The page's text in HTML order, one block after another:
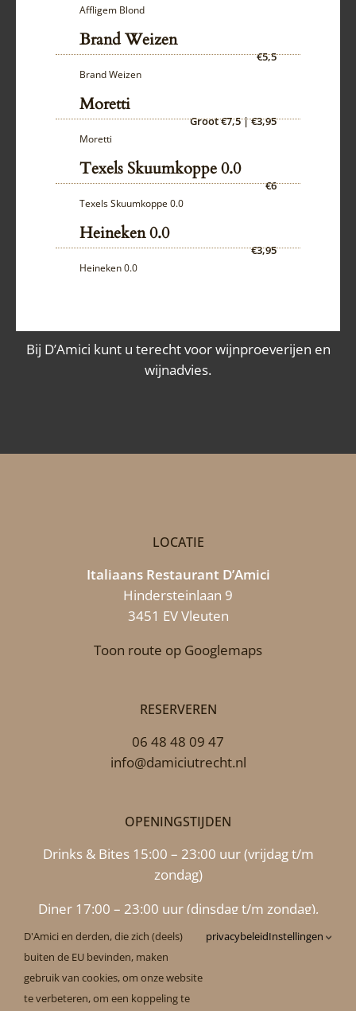
Affligem Blond
Brand Weizen
€5,5
Brand Weizen
Moretti
Groot €7,5 | €3,95
Moretti
Texels Skuumkoppe 0.0
€6
Texels Skuumkoppe 0.0
Heineken 0.0
€3,95
Heineken 0.0
Bij D’Amici kunt u terecht voor wijnproeverijen en
wijnadvies.
LOCATIE
Italiaans Restaurant D’Amici
Hindersteinlaan 9
3451 EV Vleuten
Toon route op Googlemaps
RESERVEREN
06 48 48 09 47
info@damiciutrecht.nl
OPENINGSTIJDEN
Drinks & Bites 15:00 – 23:00 uur (vrijdag t/m
zondag)
Diner 17:00 – 23:00 uur (dinsdag t/m zondag),
maandag 17.00 uur – 22.00 uur
Pizza afhaal 17:00 – 21:00 uur (dinsdag t/m
zondag), maandag tot 20.30 uur
D'Amici en derden, die zich (deels)
buiten de EU bevinden, maken
gebruik van cookies, om onze website
te verbeteren, om een koppeling te
privacybeleidInstellingen